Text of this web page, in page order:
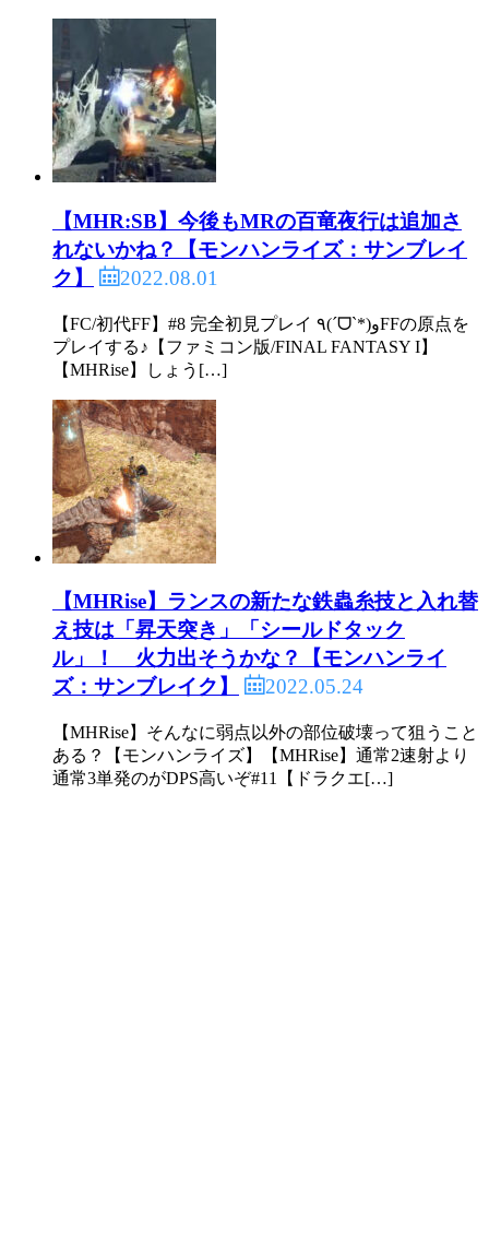
【MHR:SB】今後もMRの百竜夜行は追加さ
れないかね？【モンハンライズ：サンブレイ
ク】
2022.08.01
【FC/初代FF】#8 完全初見プレイ ٩(ˊᗜˋ*)وFFの原点を
プレイする♪【ファミコン版/FINAL FANTASY I】
【MHRise】しょう[…]
【MHRise】ランスの新たな鉄蟲糸技と入れ替
え技は「昇天突き」「シールドタック
ル」！ 火力出そうかな？【モンハンライ
ズ：サンブレイク】
2022.05.24
【MHRise】そんなに弱点以外の部位破壊って狙うこと
ある？【モンハンライズ】【MHRise】通常2速射より
通常3単発のがDPS高いぞ#11【ドラクエ[…]